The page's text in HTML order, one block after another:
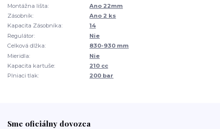
Montážna lišta:
Ano 22mm
Zásobník:
Ano 2 ks
Kapacita Zásobníka:
14
Regulátor:
Nie
Celková dlžka:
830-930 mm
Mieridla:
Nie
Kapacita kartuše:
210 cc
Plniaci tlak:
200 bar
Sme oficiálny dovozca